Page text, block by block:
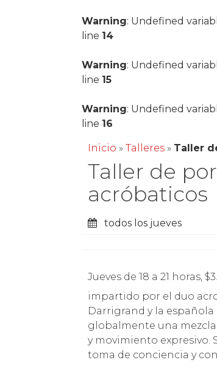
Warning: Undefined
line 14
Warning: Undefined
line 15
Warning: Undefined
line 16
Inicio »Talleres » Taller
Taller de
acróbaticos
todos los jueves
Jueves de 18 a 21 horas,
impartido por el duo
Darrigrand y la
globalmente una
y movimiento expresivo.
toma de conciencia y